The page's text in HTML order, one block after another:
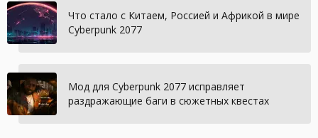
Что стало с Китаем, Россией и Африкой в мире
Cyberpunk 2077
Мод для Cyberpunk 2077 исправляет
раздражающие баги в сюжетных квестах